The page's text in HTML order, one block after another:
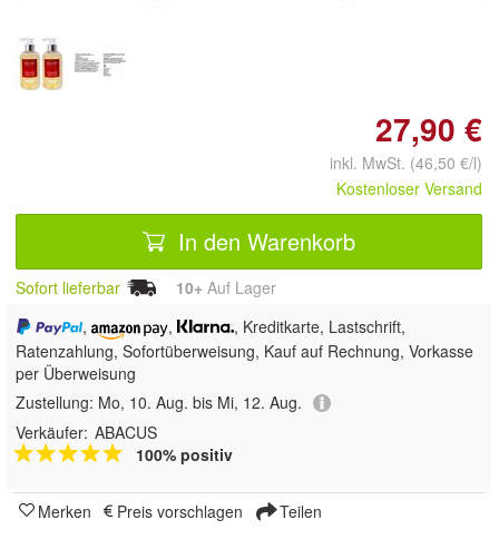
27,90 €
inkl. MwSt. (46,50 €/l)
Kostenloser Versand
In den Warenkorb
Sofort lieferbar 10+ Auf Lager
,
,
, Kreditkarte, Lastschrift,
Ratenzahlung, Sofortüberweisung, Kauf auf Rechnung, Vorkasse
per Überweisung
Zustellung: Mo, 10. Aug. bis Mi, 12. Aug.
Verkäufer: ABACUS
100% positiv
Merken Preis vorschlagen Teilen